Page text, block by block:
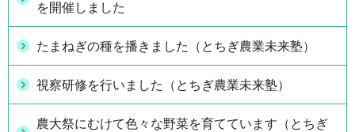
を開催しました
たまねぎの種を播きました（とちぎ農業未来塾）
視察研修を行いました（とちぎ農業未来塾）
農大祭にむけて色々な野菜を育てています（とちぎ